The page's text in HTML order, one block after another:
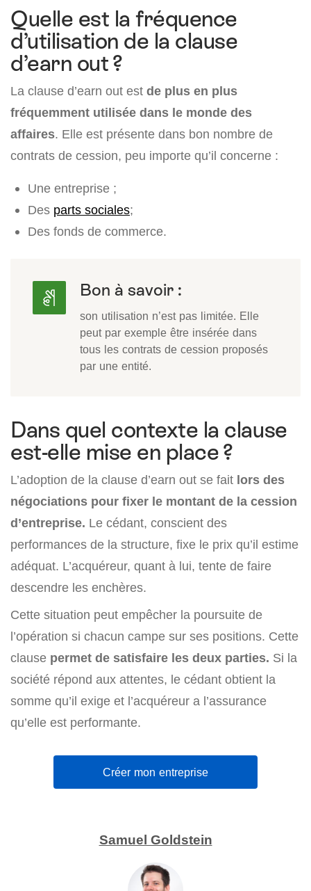
Quelle est la fréquence
d’utilisation de la clause
d’earn out ?
La clause d’earn out est de plus en plus
fréquemment utilisée dans le monde des
affaires. Elle est présente dans bon nombre de
contrats de cession, peu importe qu’il concerne :
Une entreprise ;
Des parts sociales;
Des fonds de commerce.
Bon à savoir :
son utilisation n’est pas limitée. Elle
peut par exemple être insérée dans
tous les contrats de cession proposés
par une entité.
Dans quel contexte la clause
est-elle mise en place ?
L’adoption de la clause d’earn out se fait lors des
négociations pour fixer le montant de la cession
d’entreprise. Le cédant, conscient des
performances de la structure, fixe le prix qu’il estime
adéquat. L’acquéreur, quant à lui, tente de faire
descendre les enchères.
Cette situation peut empêcher la poursuite de
l’opération si chacun campe sur ses positions. Cette
clause permet de satisfaire les deux parties. Si la
société répond aux attentes, le cédant obtient la
somme qu’il exige et l’acquéreur a l’assurance
qu’elle est performante.
Créer mon entreprise
Samuel Goldstein